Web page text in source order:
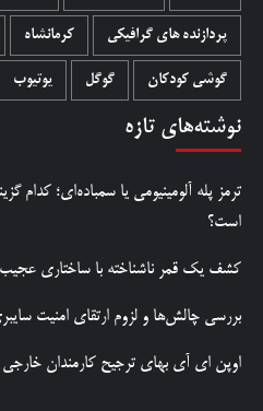
پردازنده های گرافیکی کرمانشاه
گوشی کودکان گوگل یوتیوب
نوشته‌های تازه
ترمز پله آلومینیومی یا سمباده‌ای؛ کدام
است؟
کشف یک قمر ناشناخته با ساختاری
بررسی چالش‌ها و لزوم ارتقای امنیت
اوپن ای آی بهای ترجیح کارمندان خارجی